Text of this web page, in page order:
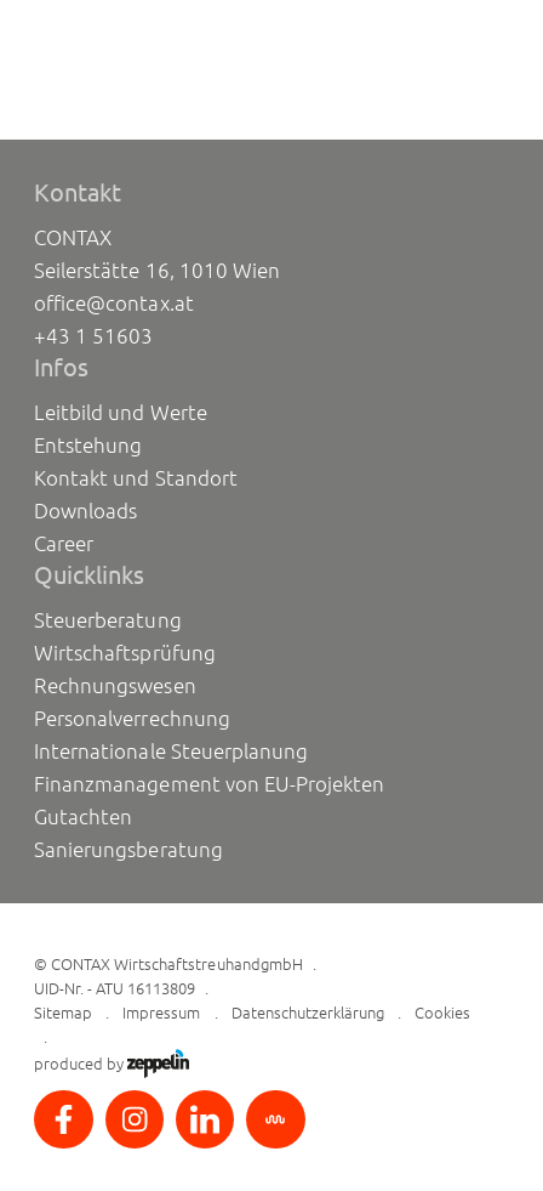
Kontakt
CONTAX
Seilerstätte 16, 1010 Wien
office@contax.at
+43 1 51603
Infos
Leitbild und Werte
Entstehung
Kontakt und Standort
Downloads
Career
Quicklinks
Steuerberatung
Wirtschaftsprüfung
Rechnungswesen
Personalverrechnung
Internationale Steuerplanung
Finanzmanagement von EU-Projekten
Gutachten
Sanierungsberatung
©CONTAX WirtschaftstreuhandgmbH
UID-Nr. - ATU 16113809
Sitemap
Impressum Datenschutzerklärung Cookies
produced by